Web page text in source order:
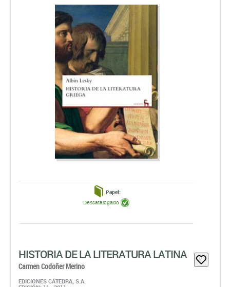
Papel:
Descatalogado
HISTORIA DE LA LITERATURA LATINA
Carmen Codoñer Merino
EDICIONES CÁTEDRA, S.A.